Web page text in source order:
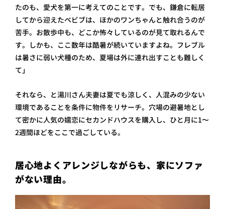
たのも、愛犬を第一に考えてのことです。でも、鎌倉に転居
してから迎えたベビブは、ほかのワンちゃんと触れ合うのが
苦手。お散歩中も、どこか怖々しているのが見て取れるんで
す。しかも、ここ数年は酷暑が続いていますよね。フレブル
は暑さに弱い犬種のため、夏場は外に連れ出すことも難しく
て」
それなら、と湯川さん夫妻は夏でも涼しく、人混みの少ない
環境であることを条件に物件をリサーチ。穴場の避暑地とし
て密かに人気の嬬恋にセカンドハウスを購入し、ひと月に1〜
2週間ほどをここで過ごしている。
居心地よくアレンジしながらも、家にソファ
がない理由。